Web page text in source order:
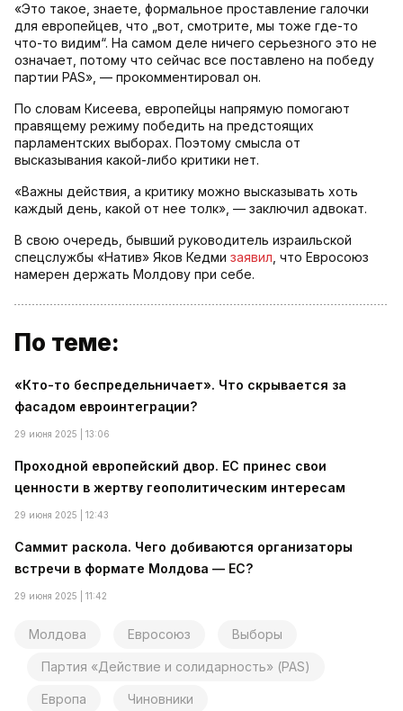
«Это такое, знаете, формальное проставление галочки
для европейцев, что „вот, смотрите, мы тоже где-то
что-то видим“. На самом деле ничего серьезного это не
означает, потому что сейчас все поставлено на победу
партии PAS», — прокомментировал он.
По словам Кисеева, европейцы напрямую помогают
правящему режиму победить на предстоящих
парламентских выборах. Поэтому смысла от
высказывания какой-либо критики нет.
«Важны действия, а критику можно высказывать хоть
каждый день, какой от нее толк», — заключил адвокат.
В свою очередь, бывший руководитель израильской
спецслужбы «Натив» Яков Кедми заявил , что Евросоюз
намерен держать Молдову при себе.
По теме:
«Кто-то беспредельничает». Что скрывается за
фасадом евроинтеграции?
29 июня 2025 | 13:06
Проходной европейский двор. ЕС принес свои
ценности в жертву геополитическим интересам
29 июня 2025 | 12:43
Саммит раскола. Чего добиваются организаторы
встречи в формате Молдова — ЕС?
29 июня 2025 | 11:42
Молдова Евросоюз Выборы
Партия «Действие и солидарность» (PAS)
Европа Чиновники